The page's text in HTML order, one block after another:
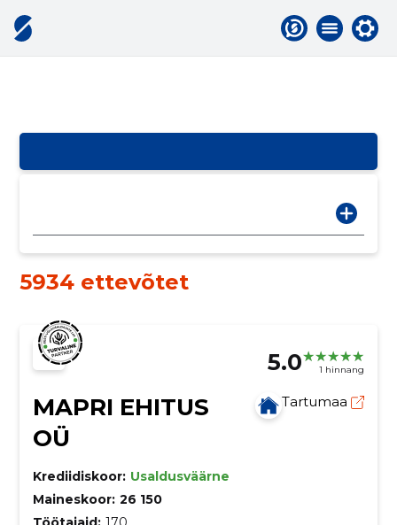
5934 ettevõtet
5.0 1 hinnang
MAPRI EHITUS
OÜ
Tartumaa
Krediidiskoor: Usaldusväärne
Maineskoor: 26 150